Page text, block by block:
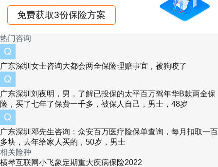
障齐全。
不同保障版本赔付有差异：分为保30年(定期版)
和保至70岁/终身(长期版)，两个版本都有额外赔
付，但后者赔付条件更优越。
提供健康管理服务：能够在线问诊或电话问诊，
同时还提供重疾绿通服务，就医更便利。
【总结】
整体赔付比例不错，可选责任实用，是一款优秀
的少儿重疾险。
免费获取3份保险方案
热门咨询
广东深圳女士咨询大都会两全保险理赔事宜，被狗咬了
广东深圳刘夜明，男，了解已投保的太平百万驾年华B款两全保
险，买了七年了保费一千多，被保人自己，男士，48岁
广东深圳邓先生咨询：众安百万医疗险保单查询，每月扣取一百
多块，去年给家人买的，50岁，男士
相关险种
横琴互联网小飞象定期重大疾病保险2022